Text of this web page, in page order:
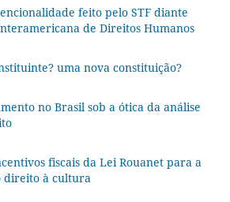
feito pelo STF diante
de Direitos Humanos
uma nova constituição?
no Brasil sob a ótica da análise
fiscais da Lei Rouanet para a
direito à cultura